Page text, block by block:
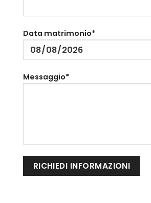
Data matrimonio*
Messaggio*